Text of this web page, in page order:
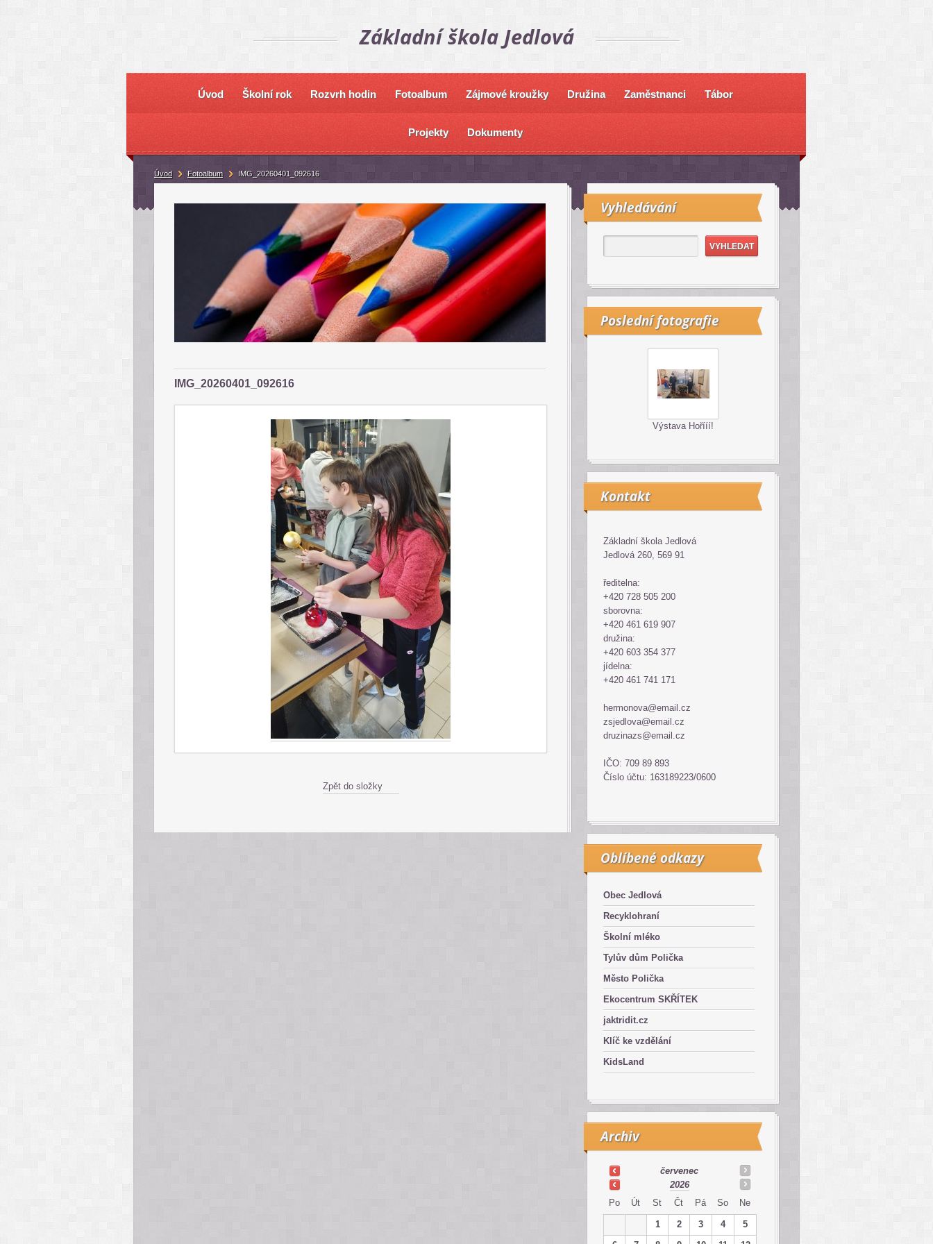
Základní škola Jedlová
Úvod Školní rok Rozvrh hodin Fotoalbum Zájmové kroužky Družina Zaměstnanci Tábor
Projekty Dokumenty
IMG_20260401_092616
Zpět do složky
Vyhledávání
Poslední fotografie
Výstava Hořííí!
Kontakt
Základní škola Jedlová
Jedlová 260, 569 91
ředitelna:
+420 728 505 200
sborovna:
+420 461 619 907
družina:
+420 603 354 377
jídelna:
+420 461 741 171
hermonova@email.cz
zsjedlova@email.cz
druzinazs@email.cz
IČO: 709 89 893
Číslo účtu: 163189223/0600
Oblíbené odkazy
Obec Jedlová
Recyklohraní
Školní mléko
Tylův dům Polička
Město Polička
Ekocentrum SKŘÍTEK
jaktridit.cz
Klíč ke vzdělání
KidsLand
Archiv
červenec
2026
Po
Út St Čt Pá So Ne
1 2 3 4
5
Úvod Fotoalbum IMG_20260401_092616